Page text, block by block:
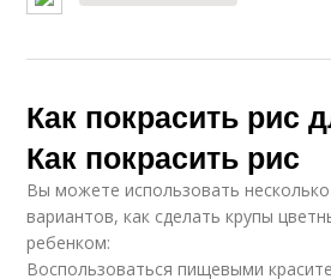
Как покрасить рис
Как покрасить рис
Вы можете использовать
вариантов, как сделать крупы
ребенком:
Воспользоваться пищевыми